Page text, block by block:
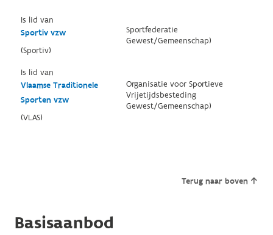
Is lid van
Sportiv vzw
(Sportiv)
Sportfederatie
Gewest/Gemeenschap)
Is lid van
Vlaamse Traditionele
Sporten vzw
(VLAS)
Organisatie voor Sportieve
Vrijetijdsbesteding
Gewest/Gemeenschap)
Terug naar boven
Basisaanbod